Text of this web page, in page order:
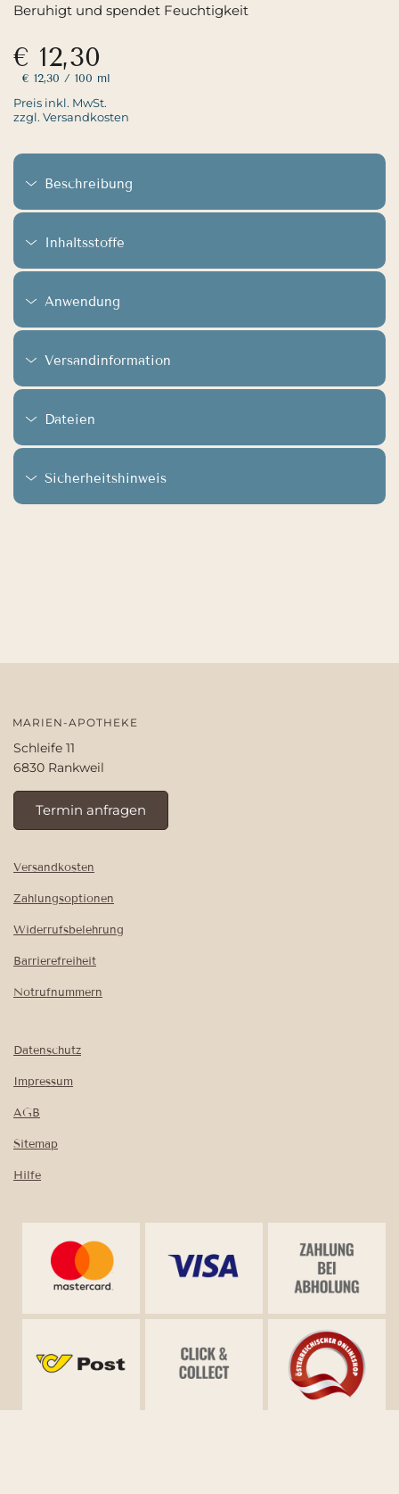
Beruhigt und spendet Feuchtigkeit
€ 12,30
€ 12,30 / 100 ml
Preis inkl. MwSt.
zzgl. Versandkosten
Beschreibung
Inhaltsstoffe
Anwendung
Versandinformation
Dateien
Sicherheitshinweis
MARIEN-APOTHEKE
Schleife 11
6830 Rankweil
Termin anfragen
Versandkosten
Zahlungsoptionen
Widerrufsbelehrung
Barrierefreiheit
Notrufnummern
Datenschutz
Impressum
AGB
Sitemap
Hilfe